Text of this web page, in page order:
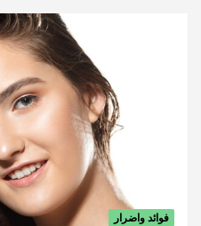
فوائد واضرار